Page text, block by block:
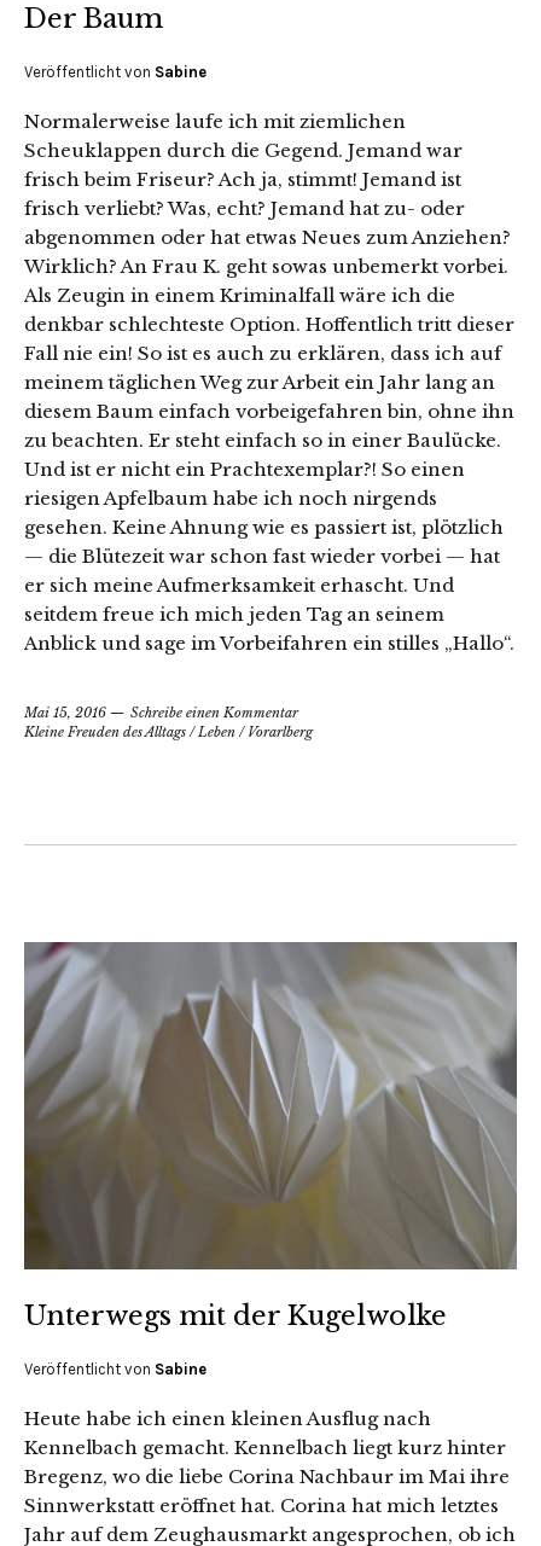
Der Baum
Veröffentlicht von Sabine
Normalerweise laufe ich mit ziemlichen
Scheuklappen durch die Gegend. Jemand war
frisch beim Friseur? Ach ja, stimmt! Jemand ist
frisch verliebt? Was, echt? Jemand hat zu- oder
abgenommen oder hat etwas Neues zum Anziehen?
Wirklich? An Frau K. geht sowas unbemerkt vorbei.
Als Zeugin in einem Kriminalfall wäre ich die
denkbar schlechteste Option. Hoffentlich tritt dieser
Fall nie ein! So ist es auch zu erklären, dass ich auf
meinem täglichen Weg zur Arbeit ein Jahr lang an
diesem Baum einfach vorbeigefahren bin, ohne ihn
zu beachten. Er steht einfach so in einer Baulücke.
Und ist er nicht ein Prachtexemplar?! So einen
riesigen Apfelbaum habe ich noch nirgends
gesehen. Keine Ahnung wie es passiert ist, plötzlich
— die Blütezeit war schon fast wieder vorbei — hat
er sich meine Aufmerksamkeit erhascht. Und
seitdem freue ich mich jeden Tag an seinem
Anblick und sage im Vorbeifahren ein stilles „Hallo“.
Mai 15, 2016
Schreibe einen Kommentar
Kleine Freuden des Alltags /Leben / Vorarlberg
Unterwegs mit der Kugelwolke
Veröffentlicht von Sabine
Heute habe ich einen kleinen Ausflug nach
Kennelbach gemacht. Kennelbach liegt kurz hinter
Bregenz, wo die liebe Corina Nachbaur im Mai ihre
Sinnwerkstatt eröffnet hat. Corina hat mich letztes
Jahr auf dem Zeughausmarkt angesprochen, ob ich